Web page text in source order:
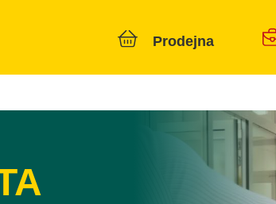
Prodejna